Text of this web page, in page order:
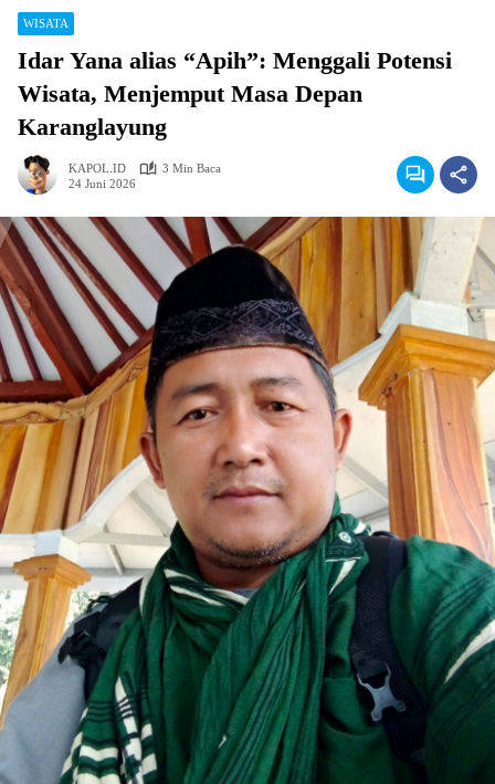
WISATA
Idar Yana alias “Apih”: Menggali Potensi
Wisata, Menjemput Masa Depan
Karanglayung
KAPOL.ID
3 Min Baca
24 Juni 2026